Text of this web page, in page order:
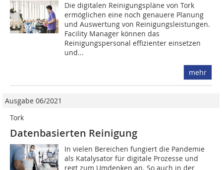
Die digitalen Reinigungspläne von Tork
ermöglichen eine noch genauere Planung
und Auswertung von Reinigungsleistungen.
Facility Manager können das
Reinigungspersonal effizienter einsetzen
und...
mehr
Ausgabe 06/2021
Tork
Datenbasierten Reinigung
In vielen Bereichen fungiert die Pandemie
als Katalysator für digitale Prozesse und
regt zum Umdenken an. So auch in der